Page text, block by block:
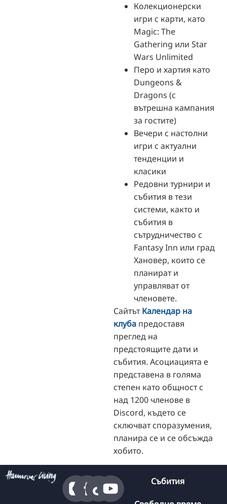
Колекционерски
игри с карти, като
Magic: The
Gathering или Star
Wars Unlimited
Перо и хартия като
Dungeons &
Dragons (с
вътрешна кампания
за гостите)
Вечери с настолни
игри с актуални
тенденции и
класики
Редовни турнири и
събития в тези
системи, както и
събития в
сътрудничество с
Fantasy Inn или град
Хановер, които се
планират и
управляват от
членовете.
СайтътКалендар на
клуба предоставя
преглед на
предстоящите дати и
събития. Асоциацията е
представена в голяма
степен като общност с
над 1200 членове в
Discord, където се
сключват споразумения,
планира се и се обсъжда
хобито.
Събития